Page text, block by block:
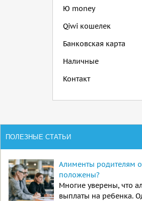
Ю money
Qiwi кошелек
Банковская карта
Наличные
Контакт
ПОЛЕЗНЫЕ СТАТЬИ
Алименты родителям
положены?
Многие уверены, что
выплаты на ребенка.